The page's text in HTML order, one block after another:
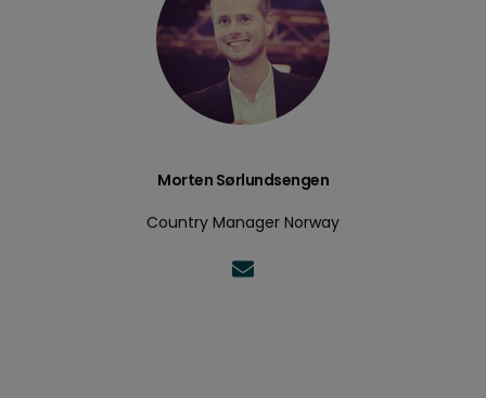
Morten Sørlundsengen
Country Manager Norway